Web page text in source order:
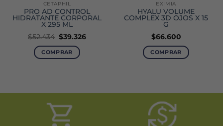
CETAPHIL
PRO AD CONTROL
HIDRATANTE CORPORAL
X 295 ML
$52.434 El
precio
original
era:
$39.326El
COMPRAR
EXIMIA
HYALU VOLUME
COMPLEX 3D OJOS X 15
G
$66.600
COMPRAR